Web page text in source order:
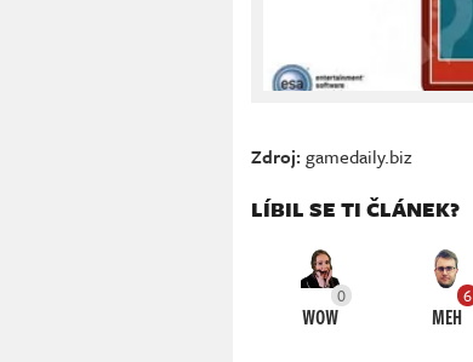
Zdroj:gamedaily.biz
LÍBIL SE TI ČLÁNEK?
0
WOW
6
MEH